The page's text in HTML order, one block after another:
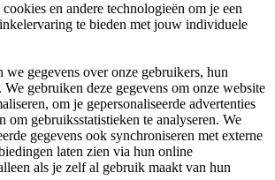
en andere technologieën om je een
te bieden met jouw individuele
gegevens over onze gebruikers, hun
We gebruiken deze gegevens om onze website
om je gepersonaliseerde advertenties
om gebruiksstatistieken te analyseren. We
gegevens ook synchroniseren met externe
laten zien via hun online
als je zelf al gebruik maakt van hun